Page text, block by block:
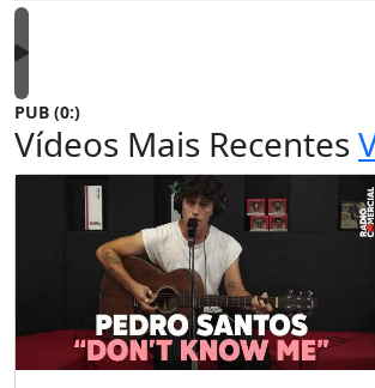
PUB (0:)
Vídeos Mais Recentes